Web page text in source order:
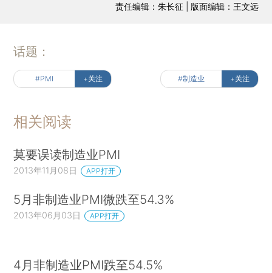
责任编辑：朱长征 | 版面编辑：王文远
话题：
#PMI +关注 #制造业 +关注
相关阅读
莫要误读制造业PMI
2013年11月08日 APP打开
5月非制造业PMI微跌至54.3%
2013年06月03日 APP打开
4月非制造业PMI跌至54.5%